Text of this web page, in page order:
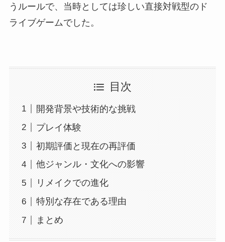
うルールで、当時としては珍しい直接対戦型のド
ライブゲームでした。
目次
開発背景や技術的な挑戦
プレイ体験
初期評価と現在の再評価
他ジャンル・文化への影響
リメイクでの進化
特別な存在である理由
まとめ